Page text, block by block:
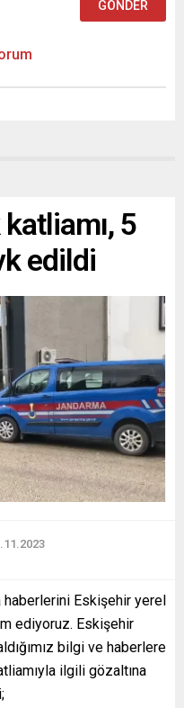
5
edildi
haberlerini Eskişehir yerel
ediyoruz. Eskişehir
bilgi ve haberlere
ilgili gözaltına